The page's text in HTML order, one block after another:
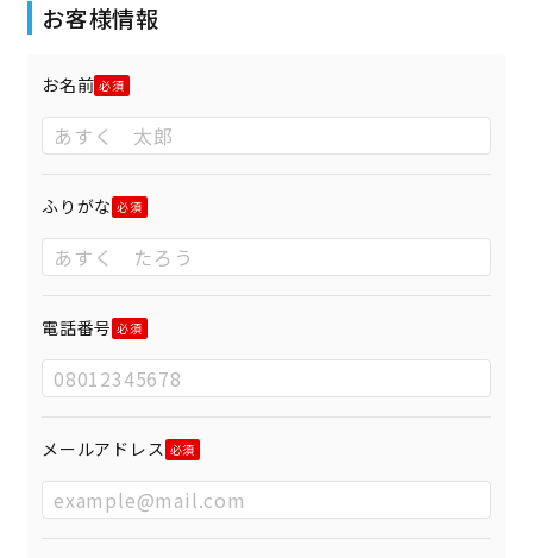
お客様情報
お名前
ふりがな
電話番号
メールアドレス